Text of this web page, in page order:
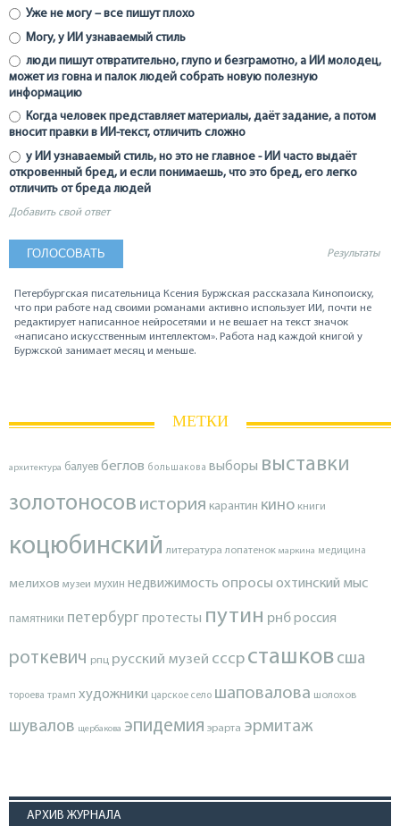
Уже не могу – все пишут плохо
Могу, у ИИ узнаваемый стиль
люди пишут отвратительно, глупо и безграмотно, а ИИ молодец,
может из говна и палок людей собрать новую полезную
информацию
Когда человек представляет материалы, даёт задание, а потом
вносит правки в ИИ-текст, отличить сложно
у ИИ узнаваемый стиль, но это не главное - ИИ часто выдаёт
откровенный бред, и если понимаешь, что это бред, его легко
отличить от бреда людей
Добавить свой ответ
Результаты
Петербургская писательница Ксения Буржская рассказала Кинопоиску,
что при работе над своими романами активно использует ИИ, почти не
редактирует написанное нейросетями и не вешает на текст значок
«написано искусственным интеллектом». Работа над каждой книгой у
Буржской занимает месяц и меньше.
МЕТКИ
архитектура балуев беглов большакова выборы выставки
золотоносов история карантин кино книги
коцюбинский литература лопатенок маркина медицина
мелихов музеи мухин недвижимость опросы охтинский мыс
памятники петербургпротесты путин рнброссия
роткевич рпц русский музей ссср сташков сша
тороева трамп художники царское село шаповалова шолохов
шувалов щербакова эпидемия эрарта эрмитаж
АРХИВ ЖУРНАЛА